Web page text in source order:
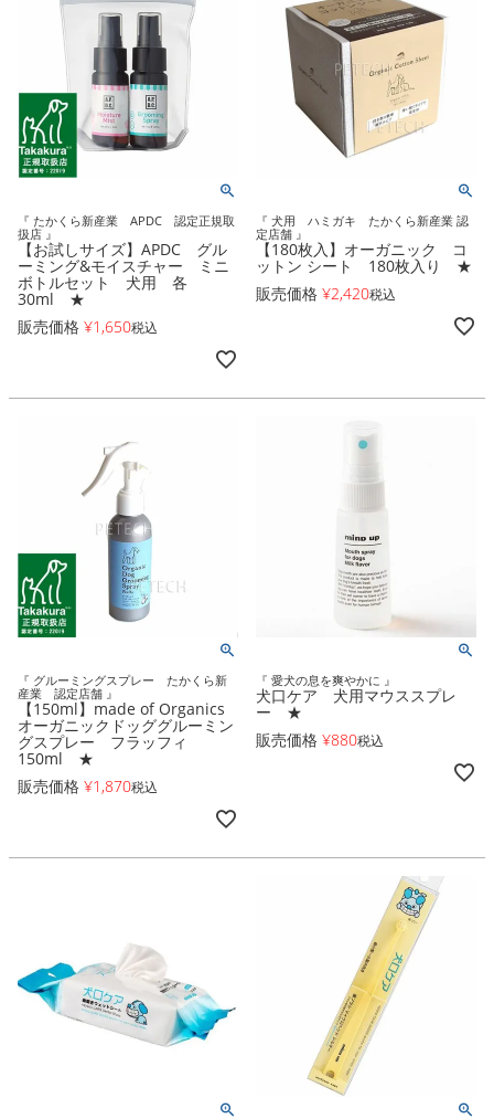
『 たかくら新産業 APDC 認定正規取
扱店 』
【お試しサイズ】APDC グル
ーミング&モイスチャー ミニ
ボトルセット 犬用 各
30ml ★
販売価格 ¥1,650税込
『 犬用 ハミガキ たかくら新産業 認
定店舗 』
【180枚入】オーガニック コ
ットン シート 180枚入り ★
販売価格 ¥2,420税込
『 グルーミングスプレー たかくら新
産業 認定店舗 』
【150ml】made of Organics
オーガニックドッググルーミン
グスプレー フラッフィ
150ml ★
販売価格 ¥1,870税込
『 愛犬の息を爽やかに 』
犬口ケア 犬用マウススプレ
ー ★
販売価格 ¥880税込